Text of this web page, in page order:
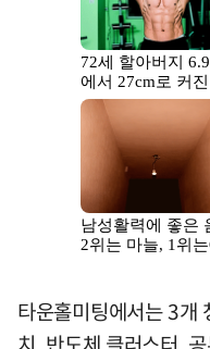
타운홀미팅에서는 3개